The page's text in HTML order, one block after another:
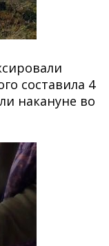
составила 4
накануне во